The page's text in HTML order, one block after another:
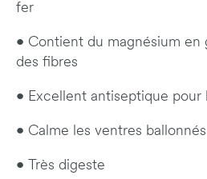
fer
• Contient du magnésium en
des fibres
• Excellent antiseptique pour
• Calme les ventres ballonnés
• Très digeste